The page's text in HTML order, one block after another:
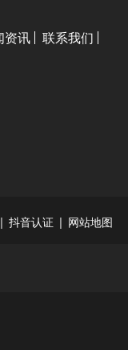
资讯
联系我们
| 抖音认证 | 网站地图